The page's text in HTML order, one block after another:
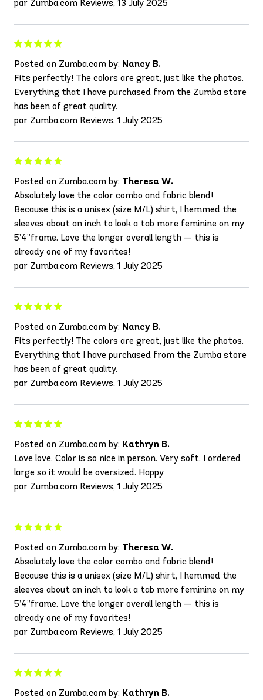
par Zumba.com Reviews, 13 July 2025
Posted on Zumba.com by: Nancy B.
Fits perfectly! The colors are great, just like the photos.
Everything that I have purchased from the Zumba store
has been of great quality.
par Zumba.com Reviews, 1 July 2025
Posted on Zumba.com by: Theresa W.
Absolutely love the color combo and fabric blend!
Because this is a unisex (size M/L) shirt, I hemmed the
sleeves about an inch to look a tab more feminine on my
5’4”frame. Love the longer overall length — this is
already one of my favorites!
par Zumba.com Reviews, 1 July 2025
Posted on Zumba.com by: Nancy B.
Fits perfectly! The colors are great, just like the photos.
Everything that I have purchased from the Zumba store
has been of great quality.
par Zumba.com Reviews, 1 July 2025
Posted on Zumba.com by: Kathryn B.
Love love. Color is so nice in person. Very soft. I ordered
large so it would be oversized. Happy
par Zumba.com Reviews, 1 July 2025
Posted on Zumba.com by: Theresa W.
Absolutely love the color combo and fabric blend!
Because this is a unisex (size M/L) shirt, I hemmed the
sleeves about an inch to look a tab more feminine on my
5’4”frame. Love the longer overall length — this is
already one of my favorites!
par Zumba.com Reviews, 1 July 2025
Posted on Zumba.com by: Kathryn B.